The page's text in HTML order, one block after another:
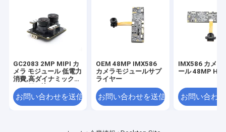
GC2083 2MP MIPI カ
メラ モジュール 低電力
消費,高ダイナミックレ
ンジ,組み込みシステム
用のコンパクトピクセ
ル効率
お問い合わせを送信
OEM 48MP IMX586
カメラモジュールサプ
ライヤー
お問い合わせを送信
IMX586 カメラ
ール 48MP
お問い合わ